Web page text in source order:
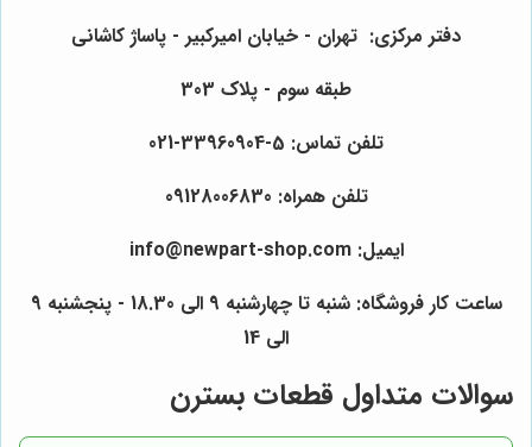
دفتر مرکزی: تهران - خیابان امیرکبیر - پاساژ کاشانی
طبقه سوم - پلاک 303
تلفن تماس: 5-33960904-021
تلفن همراه: 09128006830
ایمیل: info@newpart-shop.com
ساعت کار فروشگاه: شنبه تا چهارشنبه 9 الی 18.30 - پنجشنبه 9
الی 14
سوالات متداول قطعات بسترن